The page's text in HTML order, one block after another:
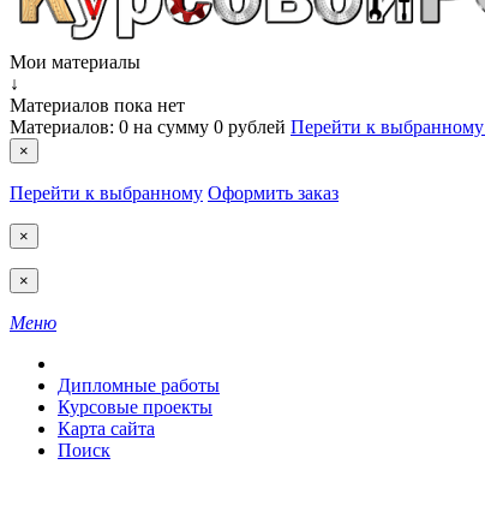
Мои материалы
↓
Материалов пока нет
Материалов: 0 на сумму 0 рублей Перейти к выбранному
×
Перейти к выбранному Оформить заказ
×
×
Меню
Дипломные работы
Курсовые проекты
Карта сайта
Поиск